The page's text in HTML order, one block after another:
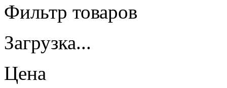
Фильтр товаров
Загрузка...
Цена